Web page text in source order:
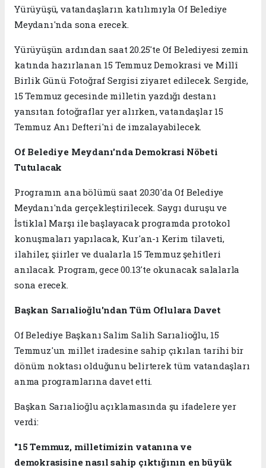
Yürüyüşü, vatandaşların katılımıyla Of Belediye
Meydanı'nda sona erecek.
Yürüyüşün ardından saat 20.25'te Of Belediyesi zemin
katında hazırlanan 15 Temmuz Demokrasi ve Millî
Birlik Günü Fotoğraf Sergisi ziyaret edilecek. Sergide,
15 Temmuz gecesinde milletin yazdığı destanı
yansıtan fotoğraflar yer alırken, vatandaşlar 15
Temmuz Anı Defteri'ni de imzalayabilecek.
Of Belediye Meydanı'nda Demokrasi Nöbeti
Tutulacak
Programın ana bölümü saat 20.30'da Of Belediye
Meydanı'nda gerçekleştirilecek. Saygı duruşu ve
İstiklal Marşı ile başlayacak programda protokol
konuşmaları yapılacak, Kur'an-ı Kerim tilaveti,
ilahiler, şiirler ve dualarla 15 Temmuz şehitleri
anılacak. Program, gece 00.13'te okunacak salalarla
sona erecek.
Başkan Sarıalioğlu'ndan Tüm Oflulara Davet
Of Belediye Başkanı Salim Salih Sarıalioğlu, 15
Temmuz'un millet iradesine sahip çıkılan tarihi bir
dönüm noktası olduğunu belirterek tüm vatandaşları
anma programlarına davet etti.
Başkan Sarıalioğlu açıklamasında şu ifadelere yer
verdi:
"15 Temmuz, milletimizin vatanına ve
demokrasisine nasıl sahip çıktığının en büyük